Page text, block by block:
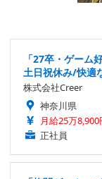
「27卒・ゲーム
土日祝休み/快適
株式会社Creer
神奈川県
月給25万
正社員